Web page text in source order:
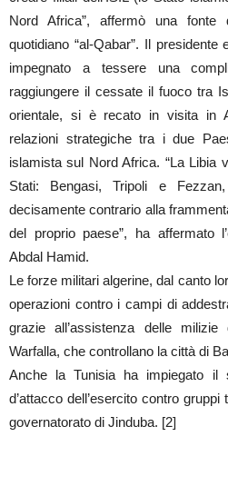
Nord Africa”, affermò una fonte
quotidiano “al-Qabar”. Il presidente
impegnato a tessere una
raggiungere il cessate il fuoco tra
orientale, si è recato in visita in
relazioni strategiche tra i due
islamista sul Nord Africa. “La Libia
Stati: Bengasi, Tripoli e
decisamente contrario alla
del proprio paese”, ha affermato
Abdal Hamid.
Le forze militari algerine, dal canto
operazioni contro i campi di
grazie all’assistenza delle
Warfalla, che controllano la città di
Anche la Tunisia ha impiegato il
d’attacco dell’esercito contro
governatorato di Jinduba. [2]